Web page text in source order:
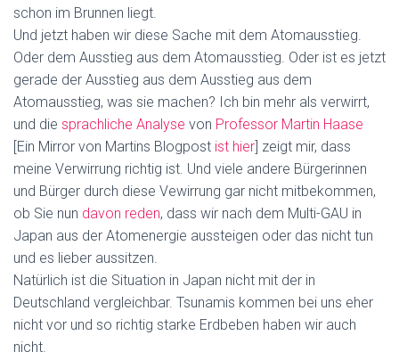
schon im Brunnen liegt.
Und jetzt haben wir diese Sache mit dem Atomausstieg.
Oder dem Ausstieg aus dem Atomausstieg. Oder ist es jetzt
gerade der Ausstieg aus dem Ausstieg aus dem
Atomausstieg, was sie machen? Ich bin mehr als verwirrt,
und die sprachliche Analyse von Professor Martin Haase
[Ein Mirror von Martins Blogpost ist hier] zeigt mir, dass
meine Verwirrung richtig ist. Und viele andere Bürgerinnen
und Bürger durch diese Vewirrung gar nicht mitbekommen,
ob Sie nun davon reden, dass wir nach dem Multi-GAU in
Japan aus der Atomenergie aussteigen oder das nicht tun
und es lieber aussitzen.
Natürlich ist die Situation in Japan nicht mit der in
Deutschland vergleichbar. Tsunamis kommen bei uns eher
nicht vor und so richtig starke Erdbeben haben wir auch
nicht.